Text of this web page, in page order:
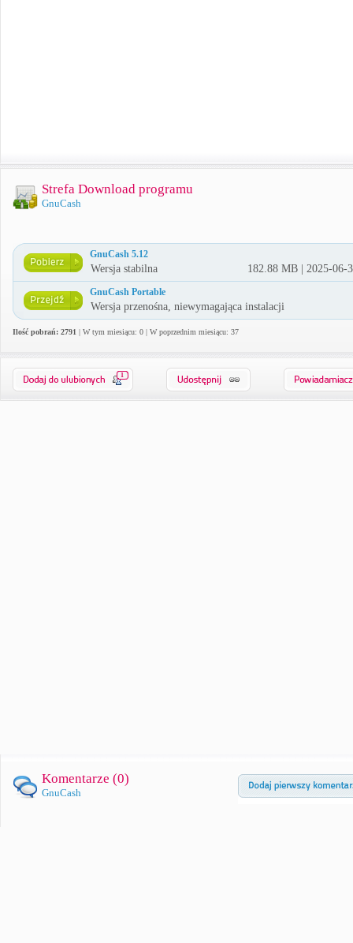
Strefa Download programu
GnuCash
GnuCash 5.12
Wersja stabilna 182.88 MB | 2025-06-
GnuCash Portable
Wersja przenośna, niewymagająca instalacji
Ilość pobrań: 2791 | W tym miesiącu: 0 | W poprzednim miesiącu: 37
1
Komentarze (0)
GnuCash